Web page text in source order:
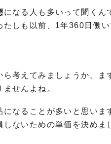
になる人も多いって聞く
しも以前、1年360日働
考えてみましょうか。ま
せんよね。
なることが多いと思いま
しないための単価を決め